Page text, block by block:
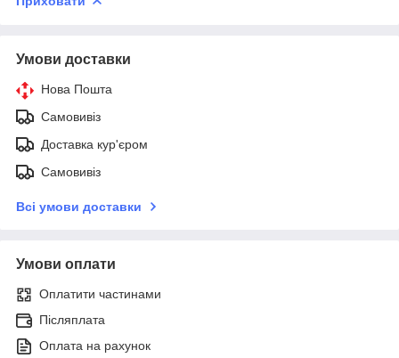
Умови доставки
Нова Пошта
Самовивіз
Доставка кур'єром
Самовивіз
Всі умови доставки
Умови оплати
Оплатити частинами
Післяплата
Оплата на рахунок